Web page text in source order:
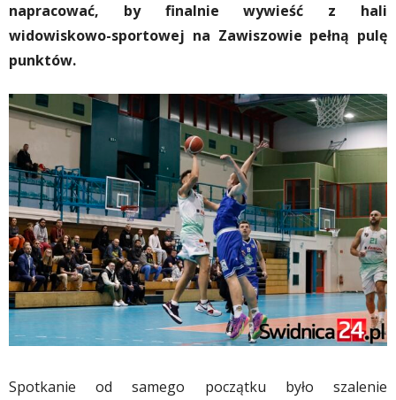
napracować, by finalnie wywieść z hali
widowiskowo-sportowej na Zawiszowie pełną pulę
punktów.
Spotkanie od samego początku było szalenie